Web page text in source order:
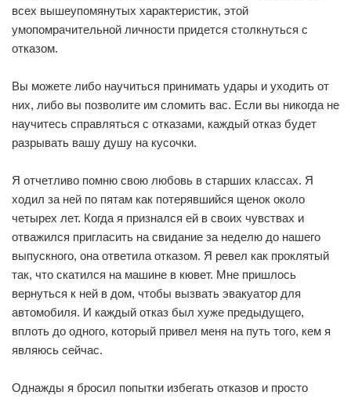
всех вышеупомянутых характеристик, этой
умопомрачительной личности придется столкнуться с
отказом.
Вы можете либо научиться принимать удары и уходить от
них, либо вы позволите им сломить вас. Если вы никогда не
научитесь справляться с отказами, каждый отказ будет
разрывать вашу душу на кусочки.
Я отчетливо помню свою любовь в старших классах. Я
ходил за ней по пятам как потерявшийся щенок около
четырех лет. Когда я признался ей в своих чувствах и
отважился пригласить на свидание за неделю до нашего
выпускного, она ответила отказом. Я ревел как проклятый
так, что скатился на машине в кювет. Мне пришлось
вернуться к ней в дом, чтобы вызвать эвакуатор для
автомобиля. И каждый отказ был хуже предыдущего,
вплоть до одного, который привел меня на путь того, кем я
являюсь сейчас.
Однажды я бросил попытки избегать отказов и просто